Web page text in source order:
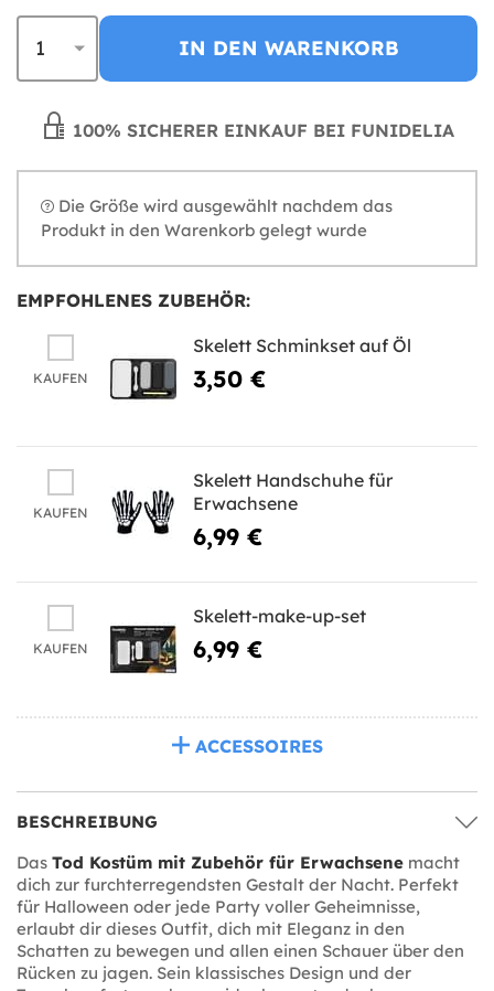
IN DEN WARENKORB
100% SICHERER EINKAUF BEI FUNIDELIA
Die Größe wird ausgewählt nachdem das
Produkt in den Warenkorb gelegt wurde
EMPFOHLENES ZUBEHÖR:
KAUFEN
Skelett Schminkset auf Öl
3,50 €
KAUFEN
Skelett Handschuhe für
Erwachsene
6,99 €
KAUFEN
Skelett-make-up-set
6,99 €
ACCESSOIRES
BESCHREIBUNG
Das Tod Kostüm mit Zubehör für Erwachsene macht
dich zur furchterregendsten Gestalt der Nacht. Perfekt
für Halloween oder jede Party voller Geheimnisse,
erlaubt dir dieses Outfit, dich mit Eleganz in den
Schatten zu bewegen und allen einen Schauer über den
Rücken zu jagen. Sein klassisches Design und der